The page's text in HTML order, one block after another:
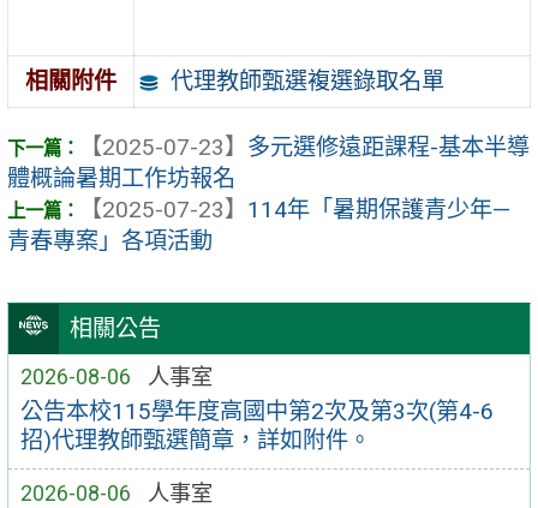
相關公告
2026-08-06 人事室
公告本校115學年度高國中第2次及第3次(第4-6
招)代理教師甄選簡章，詳如附件。
2026-08-06 人事室
相關附件 代理教師甄選複選錄取名單
【2025-07-23】 多元選修遠距課程-基本半導
體概論暑期工作坊報名
【2025-07-23】 114年「暑期保護青少年—
青春專案」各項活動